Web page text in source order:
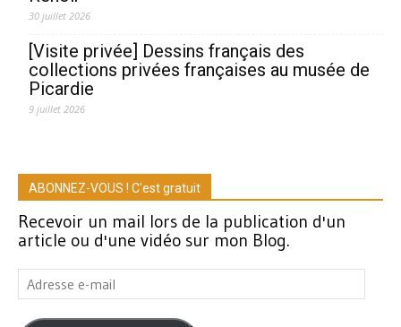
30 juillet 2026
[Visite privée] Dessins français des
collections privées françaises au musée de
Picardie
9 juillet 2026
ABONNEZ-VOUS ! C'est gratuit
Recevoir un mail lors de la publication d'un
article ou d'une vidéo sur mon Blog.
Adresse
e-
mail